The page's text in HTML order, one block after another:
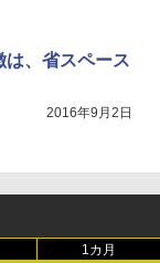
、省スペース
2016年9月2日
1カ月